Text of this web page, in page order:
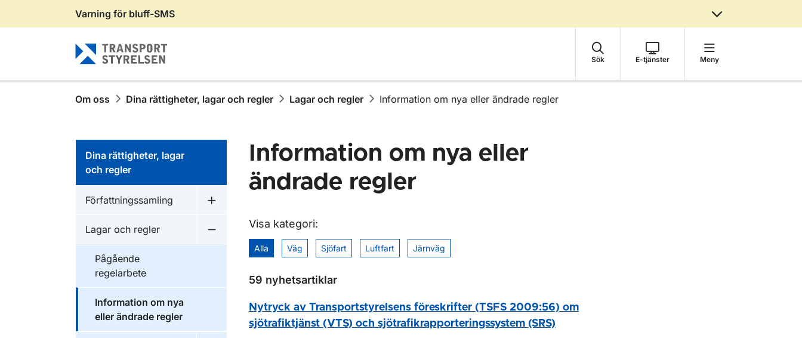
Gå till sidans innehåll
Varning för bluff-SMS
Sök E-tjänster Meny
Om oss Dina rättigheter, lagar och regler Lagar och regler Information om nya eller ändrade regler
Dina rättigheter, lagar
och regler
Författningssamling
Undermeny för Författningssamling
Lagar och regler
Undermeny för Lagar och regler
Pågående
regelarbete
Information om nya
eller ändrade regler
Information om nya eller
ändrade regler
Visa kategori:
Alla Väg Sjöfart Luftfart Järnväg
59 nyhetsartiklar
Nytryck av Transportstyrelsens föreskrifter (TSFS 2009:56) om
sjötrafiktjänst (VTS) och sjötrafikrapporteringssystem (SRS)